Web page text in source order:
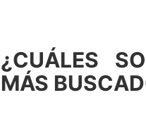
¿CUÁLES
MÁS